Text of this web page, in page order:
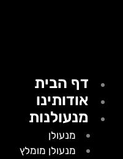
דף הבית
אודותינו
מנעולנות
מנעולן
מנעולן מומלץ